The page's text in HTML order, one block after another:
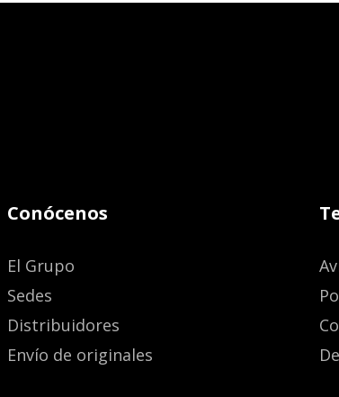
Conócenos
El Grupo
Sedes
Distribuidores
Envío de originales